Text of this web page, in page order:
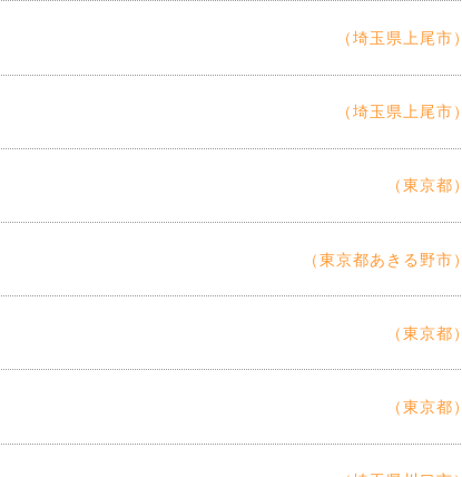
（埼玉県上尾市）
（埼玉県上尾市）
（東京都）
（東京都あきる野市）
（東京都）
（東京都）